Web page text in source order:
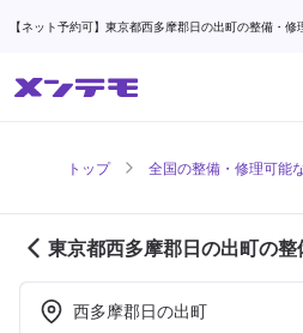
【ネット予約可】東京都西多摩郡日の出町の整備・
トップ 全国の整備・修理可能
東京都西多摩郡日の出町の整
修理可能な店舗紹介 (1ペー
西多摩郡日の出町